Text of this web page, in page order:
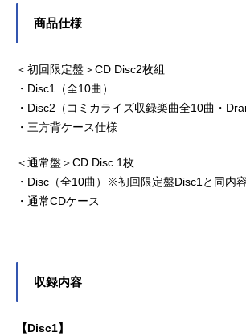
商品仕様
＜初回限定盤＞CD Disc2枚組
・Disc1（全10曲）
・Disc2（コミカライズ収録楽曲全10曲・
・三方背ケース仕様
＜通常盤＞CD Disc 1枚
・Disc（全10曲）※初回限定盤Disc1と同内容
・通常CDケース
収録内容
【Disc1】